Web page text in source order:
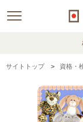
サイトトップ 資格・